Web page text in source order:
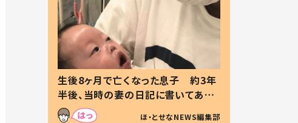
生後8ヶ月で亡くなった息子 約3年
半後、当時の妻の日記に書いてあっ
た本音とは
ほ・とせなNEWS編集部